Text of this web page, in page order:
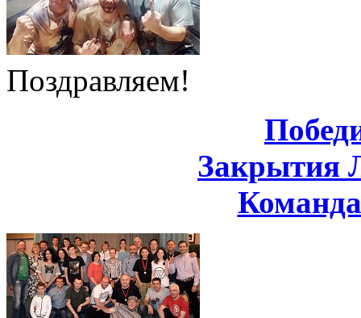
Поздравляем!
Закрытия